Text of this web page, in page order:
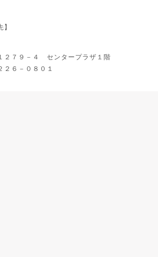
２７９－４ センタープラザ１階
２６－０８０１